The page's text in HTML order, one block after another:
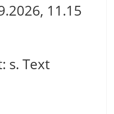
11.15
s. Text